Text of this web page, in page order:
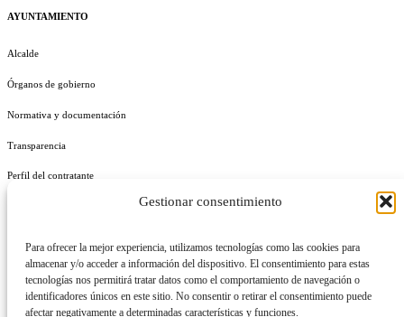
Gestionar consentimiento
Para ofrecer la mejor experiencia, utilizamos tecnologías como las cookies para
almacenar y/o acceder a información del dispositivo. El consentimiento para estas
tecnologías nos permitirá tratar datos como el comportamiento de navegación o
identificadores únicos en este sitio. No consentir o retirar el consentimiento puede
afectar negativamente a determinadas características y funciones.
AYUNTAMIENTO
Alcalde
Órganos de gobierno
Normativa y documentación
Transparencia
Perfil del contratante